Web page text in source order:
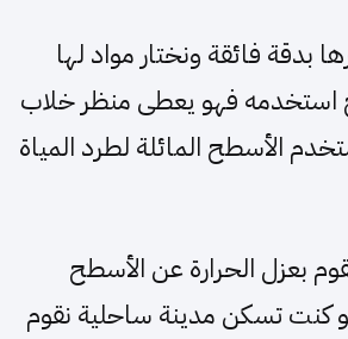
بدقة فائقة ونختار مواد لها
استخدمه فهو يعطى منظر خلاب
الأسطح المائلة لطرد المياة
بعزل الحرارة عن الأسطح
كنت تسكن مدينة ساحلية نقوم